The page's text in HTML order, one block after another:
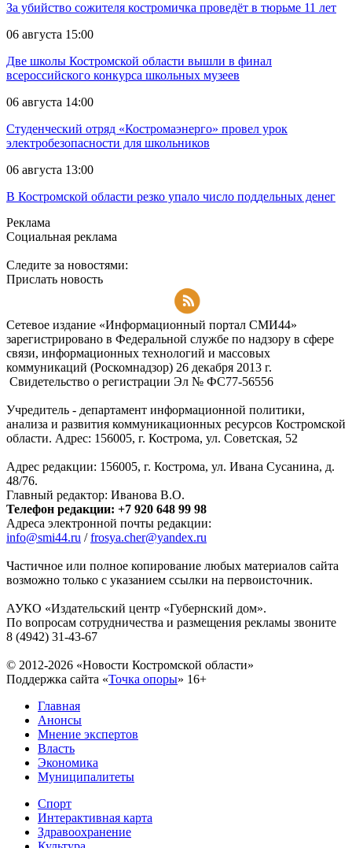
За убийство сожителя костромичка проведёт в тюрьме 11 лет
06 августа 15:00
Две школы Костромской области вышли в финал
всероссийского конкурса школьных музеев
06 августа 14:00
Студенческий отряд «Костромаэнерго» провел урок
электробезопасности для школьников
06 августа 13:00
В Костромской области резко упало число поддельных денег
Реклама
Социальная реклама
Следите за новостями:
Прислать новость
Сетевое издание «Информационный портал СМИ44»
зарегистрировано в Федеральной службе по надзору в сфере
связи, информационных технологий и массовых
коммуникаций (Роскомнадзор) 26 декабря 2013 г.
Свидетельство о регистрации Эл № ФC77-56556
Учредитель - департамент информационной политики,
анализа и развития коммуникационных ресурсов Костромской
области. Адрес: 156005, г. Кострома, ул. Советская, 52
Адрес редакции: 156005, г. Кострома, ул. Ивана Сусанина, д.
48/76.
Главный редактор: Иванова В.О.
Телефон редакции: +7 920 648 99 98
Адреса электронной почты редакции:
info@smi44.ru /frosya.cher@yandex.ru
Частичное или полное копирование любых материалов сайта
возможно только с указанием ссылки на первоисточник.
АУКО «Издательский центр «Губернский дом».
По вопросам сотрудничества и размещения рекламы звоните
8 (4942) 31-43-67
© 2012-2026 «Новости Костромской области»
Поддержка сайта «Точка опоры» 16+
Главная
Анонсы
Мнение экспертов
Власть
Экономика
Муниципалитеты
Спорт
Интерактивная карта
Здравоохранение